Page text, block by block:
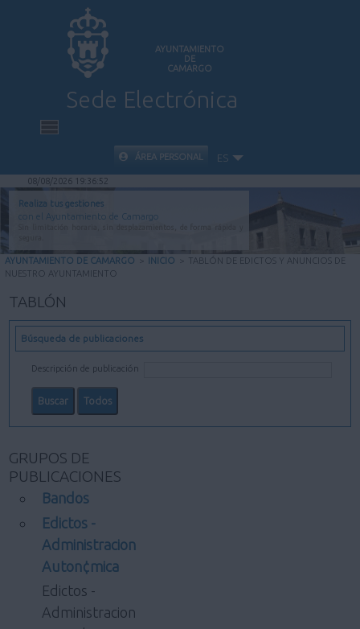
AYUNTAMIENTO
DE
CAMARGO
Sede Electrónica
INICIO
INFORMACIÓN PÚBLICA
CARPETA CIUDADANA
VALIDACIÓN DE DOCUMENTOS
AYUDA
ÁREA PERSONAL ES
08/08/2026 19:36:53
Realiza tus gestiones
con el Ayuntamiento de Camargo
AYUNTAMIENTO DE CAMARGO > INICIO > TABLÓN DE EDICTOS Y ANUNCIOS DE
NUESTRO AYUNTAMIENTO
TABLÓN
Búsqueda de publicaciones
Descripción de publicación
GRUPOS DE
PUBLICACIONES
Bandos
Edictos -
Administracion
Auton¢mica
Edictos -
Administracion